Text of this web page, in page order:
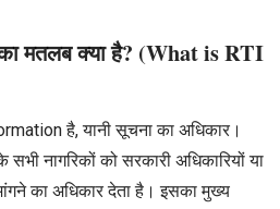
मतलब क्या है? (What is RTI
है, यानी सूचना का अधिकार।
नागरिकों को सरकारी अधिकारियों या
का अधिकार देता है। इसका मुख्य